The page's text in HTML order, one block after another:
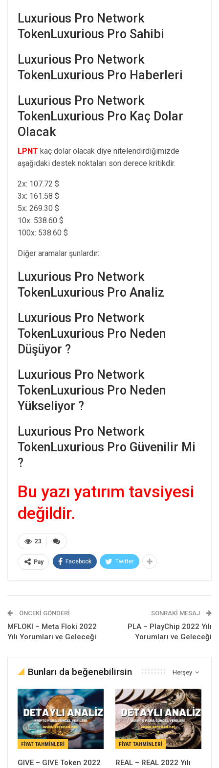
Luxurious Pro Network
TokenLuxurious Pro Sahibi
Luxurious Pro Network
TokenLuxurious Pro Haberleri
Luxurious Pro Network
TokenLuxurious Pro Kaç Dolar
Olacak
LPNT kaç dolar olacak diye nitelendirdiğimizde
aşağıdaki destek noktaları son derece kritikdir.
2x: 107.72 $
3x: 161.58 $
5x: 269.30 $
10x: 538.60 $
100x: 538.60 $
Diğer aramalar şunlardır:
Luxurious Pro Network
TokenLuxurious Pro Analiz
Luxurious Pro Network
TokenLuxurious Pro Neden
Düşüyor ?
Luxurious Pro Network
TokenLuxurious Pro Neden
Yükseliyor ?
Luxurious Pro Network
TokenLuxurious Pro Güvenilir Mi
?
Bu yazı yatırım tavsiyesi
değildir.
23
Pay Facebook Twitter
ÖNCEKI GÖNDERI
MFLOKI – Meta Floki 2022
Yılı Yorumları ve Geleceği
SONRAKI MESAJ
PLA – PlayChip 2022 Yılı
Yorumları ve Geleceği
Herşey
Bunları da beğenebilirsin
FIYAT TAHMINLERI
GIVE – GIVE Token 2022
FIYAT TAHMINLERI
REAL – REAL 2022 Yılı